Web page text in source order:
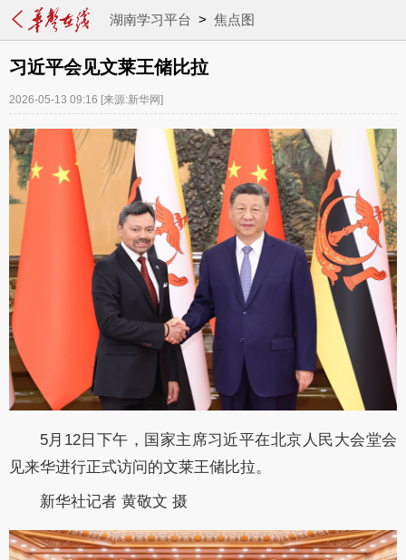
湖南学习平台 > 焦点图
习近平会见文莱王储比拉
2026-05-13 09:16 [来源:新华网]
5月12日下午，国家主席习近平在北京人民大会堂会
见来华进行正式访问的文莱王储比拉。
新华社记者 黄敬文 摄